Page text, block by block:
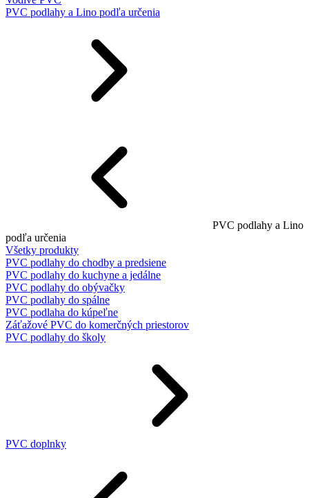
PVC podlahy a Lino podľa určenia
PVC podlahy a Lino
podľa určenia
Všetky produkty
PVC podlahy do chodby a predsiene
PVC podlahy do kuchyne a jedálne
PVC podlahy do obývačky
PVC podlahy do spálne
PVC podlaha do kúpeľne
Záťažové PVC do komerčných priestorov
PVC podlahy do školy
PVC doplnky